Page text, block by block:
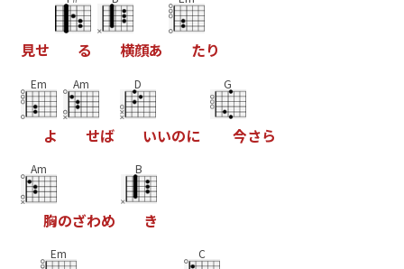
見せ る 横顔あ たり
Em
よ
Am
せば
D
いいのに
G
今さら
Am
胸のざわめ
B
き
Em C